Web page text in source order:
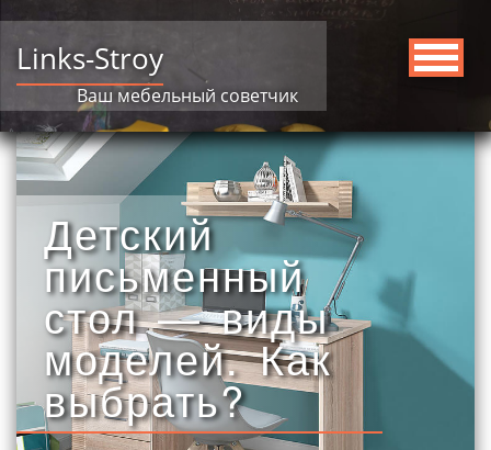
Links-Stroy
Ваш мебельный советчик
Детский
письменный
стол — виды
моделей. Как
выбрать?